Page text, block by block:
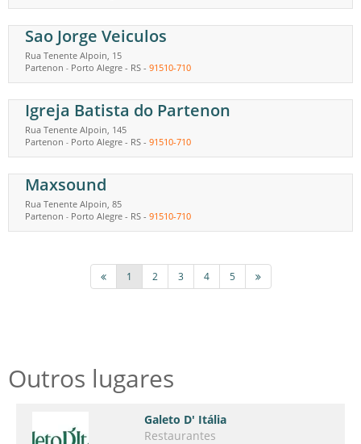
Sao Jorge Veiculos
Rua Tenente Alpoin, 15
Partenon - Porto Alegre - RS - 91510-710
Igreja Batista do Partenon
Rua Tenente Alpoin, 145
Partenon - Porto Alegre - RS - 91510-710
Maxsound
Rua Tenente Alpoin, 85
Partenon - Porto Alegre - RS - 91510-710
1 2 3 4 5
Outros lugares
Galeto D' Itália
Restaurantes